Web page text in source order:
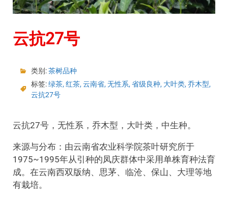
云抗27号
类别:茶树品种
标签:绿茶, 红茶, 云南省, 无性系, 省级良种, 大叶类, 乔木型,
云抗27号
云抗27号，无性系，乔木型，大叶类，中生种。
来源与分布：由云南省农业科学院茶叶研究所于
1975~1995年从引种的凤庆群体中采用单株育种法育
成。在云南西双版纳、思茅、临沧、保山、大理等地
有栽培。